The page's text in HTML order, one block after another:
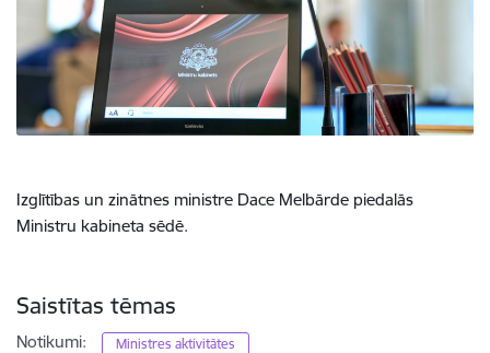
Izglītības un zinātnes ministre Dace Melbārde piedalās
Ministru kabineta sēdē.
Saistītas tēmas
Notikumi: Ministres aktivitātes